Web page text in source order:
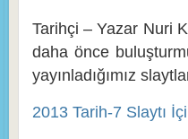
Tarihçi – Yazar Nuri
daha önce
yayınladığımız
2013 Tarih-7 Slaytı